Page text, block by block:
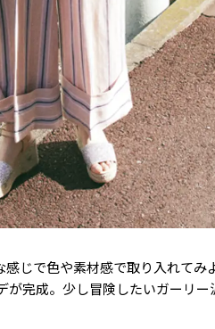
じで色や素材感で取り入れて
が完成。少し冒険したいガーリ